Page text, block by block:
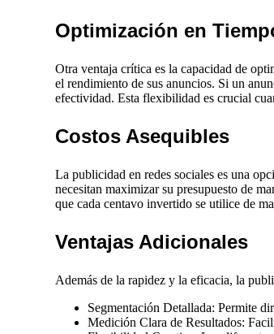
Optimización en
Otra ventaja crítica es la capacidad de
el rendimiento de sus anuncios. Si un
efectividad. Esta flexibilidad es crucial
Costos Asequibles
La publicidad en redes sociales es una
necesitan maximizar su presupuesto de
que cada centavo invertido se utilice de
Ventajas Adicionales
Además de la rapidez y la eficacia, la
Segmentación Detallada: Permite
Medición Clara de Resultados: